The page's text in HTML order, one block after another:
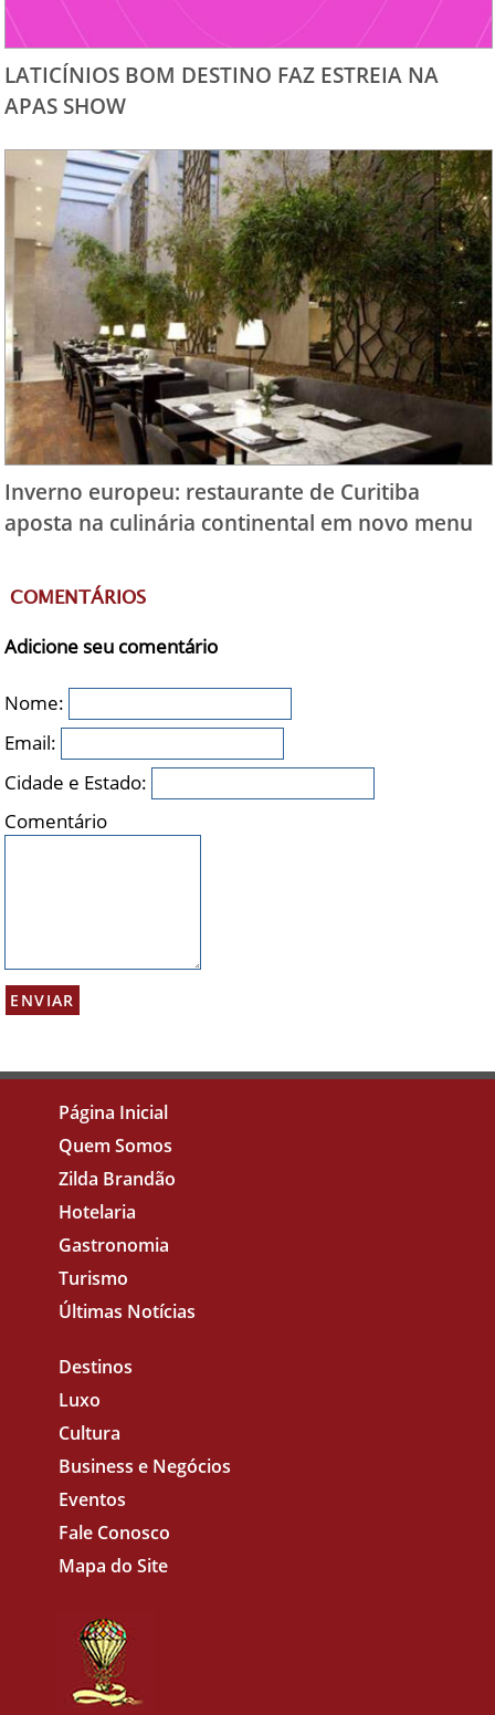
LATICÍNIOS BOM DESTINO FAZ ESTREIA NA
APAS SHOW
Inverno europeu: restaurante de Curitiba
aposta na culinária continental em novo menu
COMENTÁRIOS
Adicione seu comentário
Nome:
Email:
Cidade e Estado:
Comentário
Página Inicial
Quem Somos
Zilda Brandão
Hotelaria
Gastronomia
Turismo
Últimas Notícias
Destinos
Luxo
Cultura
Business e Negócios
Eventos
Fale Conosco
Mapa do Site